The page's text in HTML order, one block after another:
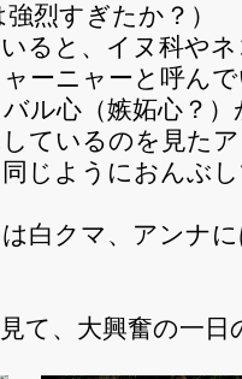
烈すぎたか？）
ると、イヌ科や
ーニャーと呼ん
ル心（嫉妬心？
ているのを見た
じようにおんぶ
白クマ、アンナ
て、大興奮の一